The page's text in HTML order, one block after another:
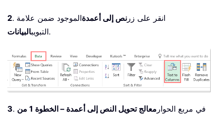
2 . انقر على زر نص إلى أعمدةالموجود ضمن علامة
التبويبالبيانات .
3 . في مربع الحوار
معالج تحويل النص إلى أعمدة – الخطوة 1 من